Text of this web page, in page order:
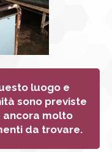
luogo e
sono previste
ancora molto
da trovare.